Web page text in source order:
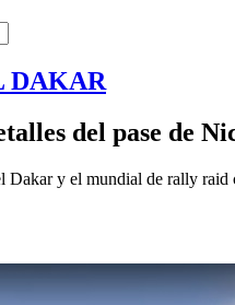
DAKAR
del pase de
Dakar y el mundial de rally